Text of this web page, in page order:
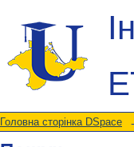
Головна сторінка DSpace